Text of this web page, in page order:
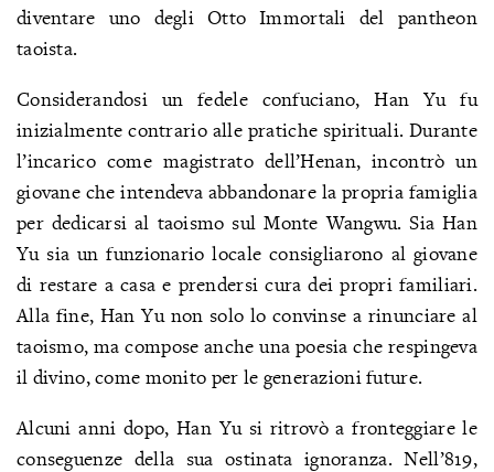
diventare uno degli Otto Immortali del pantheon
taoista.
Considerandosi un fedele confuciano, Han Yu fu
inizialmente contrario alle pratiche spirituali. Durante
l’incarico come magistrato dell’Henan, incontrò un
giovane che intendeva abbandonare la propria famiglia
per dedicarsi al taoismo sul Monte Wangwu. Sia Han
Yu sia un funzionario locale consigliarono al giovane
di restare a casa e prendersi cura dei propri familiari.
Alla fine, Han Yu non solo lo convinse a rinunciare al
taoismo, ma compose anche una poesia che respingeva
il divino, come monito per le generazioni future.
Alcuni anni dopo, Han Yu si ritrovò a fronteggiare le
conseguenze della sua ostinata ignoranza. Nell’819,